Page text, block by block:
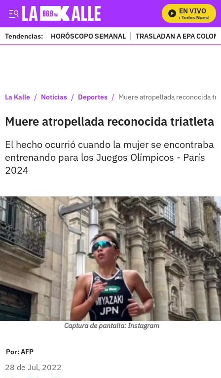
EN VIVO
Mira Todos Nuestros
Tendencias: HORÓSCOPO SEMANAL TRASLADAN A EPA
La Kalle / Noticias / Deportes / Muere atropellada reconocida
Muere atropellada reconocida triatleta
El hecho ocurrió cuando la mujer se encontraba
entrenando para los Juegos Olímpicos - París
2024
Captura de pantalla: Instagram
Por:AFP
28 de Jul, 2022